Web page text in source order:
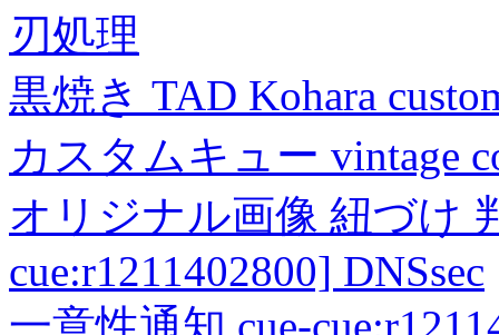
刃処理
黒焼き TAD Kohara
カスタムキュー vintage
オリジナル画像 紐づけ
cue:r1211402800] DNSsec